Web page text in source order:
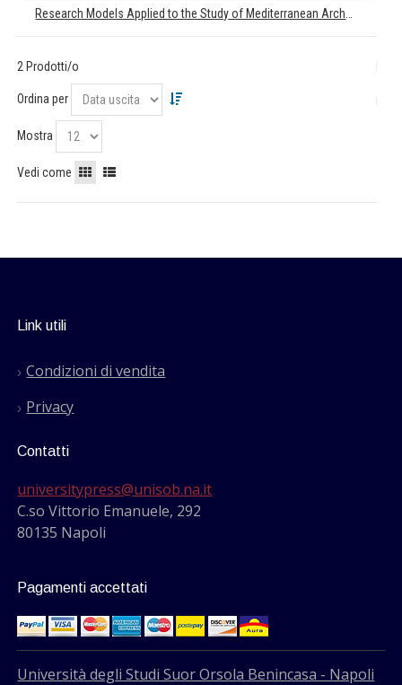
2 Prodotti/o
Ordina per
Mostra
Vedi come
Link utili
Condizioni di vendita
Privacy
Contatti
universitypress@unisob.na.it
C.so Vittorio Emanuele, 292
80135 Napoli
Pagamenti accettati
Università degli Studi Suor Orsola Benincasa - Napoli